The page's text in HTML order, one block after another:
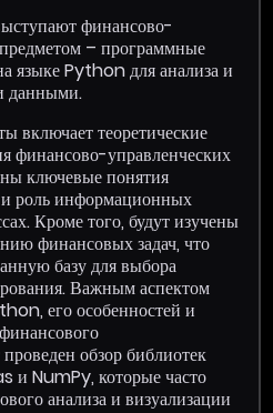
финансово-
предметом – программные
языке Python для анализа и
данными.
включает теоретические
финансово-управленческих
ключевые понятия
роль информационных
Кроме того, будут изучены
финансовых задач, что
базу для выбора
Важным аспектом
его особенностей и
обзор библиотек
и NumPy, которые часто
анализа и визуализации